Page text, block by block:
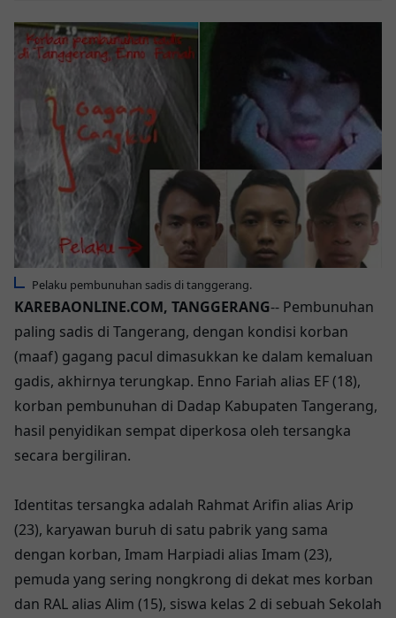
Pelaku pembunuhan sadis di tanggerang.
KAREBAONLINE.COM, TANGGERANG-- Pembunuhan
paling sadis di Tangerang, dengan kondisi korban
(maaf) gagang pacul dimasukkan ke dalam kemaluan
gadis, akhirnya terungkap. Enno Fariah alias EF (18),
korban pembunuhan di Dadap Kabupaten Tangerang,
hasil penyidikan sempat diperkosa oleh tersangka
secara bergiliran.
Identitas tersangka adalah Rahmat Arifin alias Arip
(23), karyawan buruh di satu pabrik yang sama
dengan korban, Imam Harpiadi alias Imam (23),
pemuda yang sering nongkrong di dekat mes korban
dan RAL alias Alim (15), siswa kelas 2 di sebuah Sekolah